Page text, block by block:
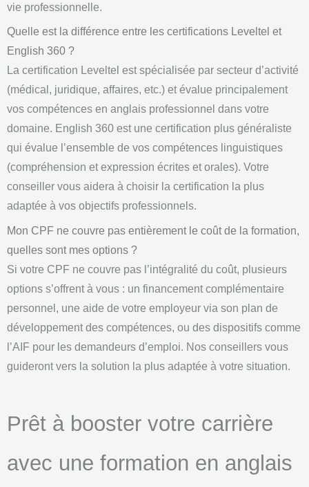
vie professionnelle.
Quelle est la différence entre les certifications Leveltel et
English 360 ?
La certification Leveltel est spécialisée par secteur d’activité
(médical, juridique, affaires, etc.) et évalue principalement
vos compétences en anglais professionnel dans votre
domaine. English 360 est une certification plus généraliste
qui évalue l’ensemble de vos compétences linguistiques
(compréhension et expression écrites et orales). Votre
conseiller vous aidera à choisir la certification la plus
adaptée à vos objectifs professionnels.
Mon CPF ne couvre pas entièrement le coût de la formation,
quelles sont mes options ?
Si votre CPF ne couvre pas l’intégralité du coût, plusieurs
options s’offrent à vous : un financement complémentaire
personnel, une aide de votre employeur via son plan de
développement des compétences, ou des dispositifs comme
l’AIF pour les demandeurs d’emploi. Nos conseillers vous
guideront vers la solution la plus adaptée à votre situation.
Prêt à booster votre carrière
avec une formation en anglais